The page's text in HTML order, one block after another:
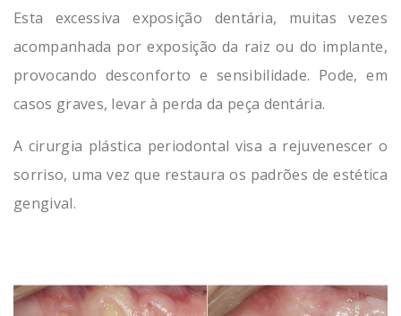
Esta excessiva exposição dentária, muitas vezes
acompanhada por exposição da raiz ou do implante,
provocando desconforto e sensibilidade. Pode, em
casos graves, levar à perda da peça dentária.
A cirurgia plástica periodontal visa a rejuvenescer o
sorriso, uma vez que restaura os padrões de estética
gengival.